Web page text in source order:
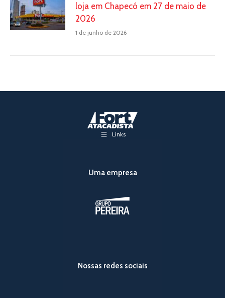
loja em Chapecó em 27 de maio de
2026
1 de junho de 2026
Links
Uma empresa
Nossas redes sociais